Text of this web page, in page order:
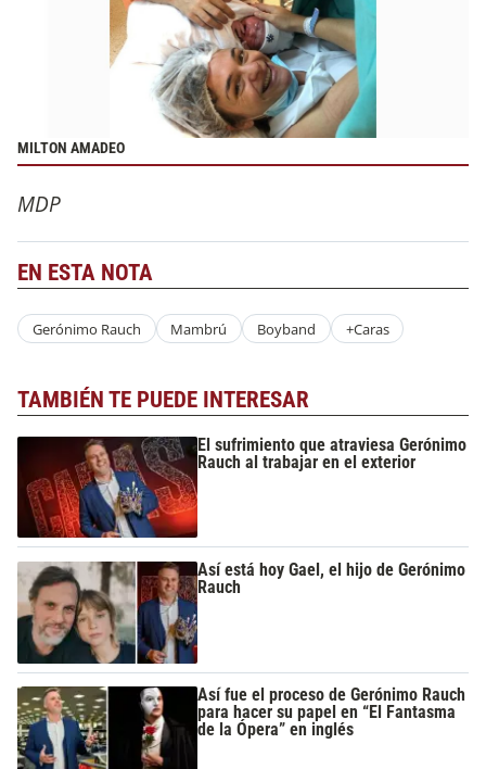
MILTON AMADEO
MDP
EN ESTA NOTA
Gerónimo Rauch Mambrú Boyband +Caras
TAMBIÉN TE PUEDE INTERESAR
El sufrimiento que atraviesa Gerónimo
Rauch al trabajar en el exterior
Así está hoy Gael, el hijo de Gerónimo
Rauch
Así fue el proceso de Gerónimo Rauch
para hacer su papel en “El Fantasma
de la Ópera” en inglés